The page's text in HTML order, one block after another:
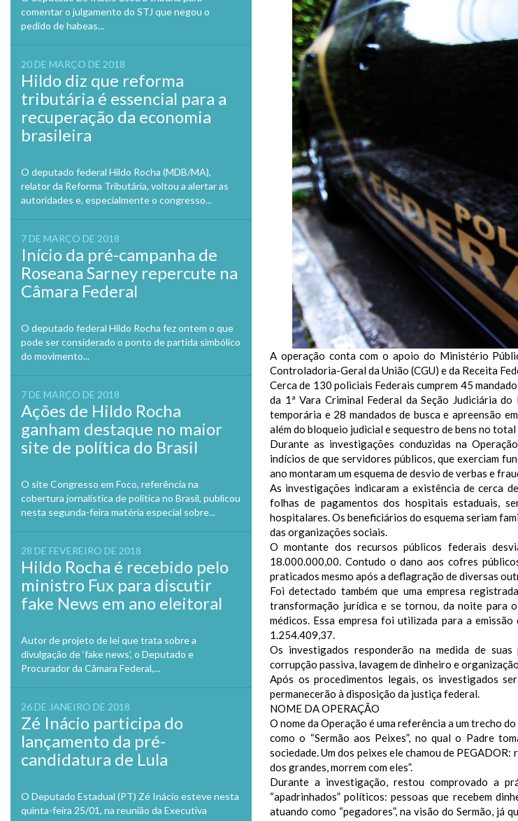
comentar o julgamento do STJ que negou o
pedido de habeas...
20 DE MARÇO DE 2018
Hildo diz que reforma
tributária é essencial para a
recuperação da economia
brasileira
O deputado federal Hildo Rocha (MDB/MA),
relator da Reforma Tributária, voltou a alertar as
autoridades e, especialmente o congresso...
7 DE MARÇO DE 2018
Início da pré-campanha de
Roseana Sarney repercute na
Câmara Federal
O deputado federal Hildo Rocha fez ontem o que
pode ser considerado o ponto de partida simbólico
do movimento...
7 DE MARÇO DE 2018
Ações de Hildo Rocha
ganham destaque no maior
site de política do Brasil
O site Congresso em Foco, referência na
cobertura jornalística de política no Brasil, publicou
nesta segunda-feira matéria especial sobre...
28 DE FEVEREIRO DE 2018
Hildo Rocha é recebido pelo
ministro Fux para discutir
fake News em ano eleitoral
Autor de projeto de lei que trata sobre a
divulgação de ‘fake news’, o Deputado e
Procurador da Câmara Federal,...
26 DE JANEIRO DE 2018
Zé Inácio participa do
lançamento da pré-
candidatura de Lula
O Deputado Estadual (PT) Zé Inácio esteve nesta
quinta-feira 25/01, na reunião da Executiva
A operação conta com o apoio do Ministério
Controladoria-Geral da União (CGU) e da Receita
Cerca de 130 policiais Federais cumprem 45
da 1ª Vara Criminal Federal da Seção Judiciária
temporária e 28 mandados de busca e apreensão
além do bloqueio judicial e sequestro de bens no
Durante as investigações conduzidas na
indícios de que servidores públicos, que exerciam
ano montaram um esquema de desvio de verbas e
As investigações indicaram a existência de cerca
folhas de pagamentos dos hospitais estaduais,
hospitalares. Os beneficiários do esquema seriam
das organizações sociais.
O montante dos recursos públicos federais
18.000.000,00. Contudo o dano aos cofres
praticados mesmo após a deflagração de diversas
Foi detectado também que uma empresa
transformação jurídica e se tornou, da noite para
médicos. Essa empresa foi utilizada para a
1.254.409,37.
Os investigados responderão na medida de
corrupção passiva, lavagem de dinheiro e
Após os procedimentos legais, os investigados
permanecerão à disposição da justiça federal.
NOME DA OPERAÇÃO
O nome da Operação é uma referência a um trecho
como o “Sermão aos Peixes”, no qual o Padre
sociedade. Um dos peixes ele chamou de
dos grandes, morrem com eles”.
Durante a investigação, restou comprovado a
“apadrinhados” políticos: pessoas que recebem
atuando como “pegadores”, na visão do Sermão, já